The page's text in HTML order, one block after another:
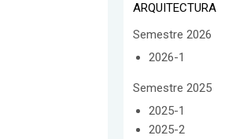
ARQUITECTURA
Semestre 2026
2026-1
Semestre 2025
2025-1
2025-2